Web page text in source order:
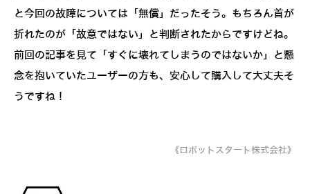
と今回の故障については「無償」だったそう。もちろん首が
折れたのが「故意ではない」と判断されたからですけどね。
前回の記事を見て「すぐに壊れてしまうのではないか」と懸
念を抱いていたユーザーの方も、安心して購入して大丈夫そ
うですね！
《ロボットスタート株式会社》